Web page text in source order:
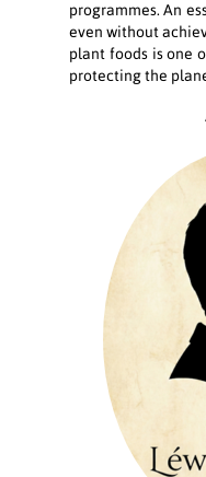
programmes. An
even without
plant foods is one
protecting the